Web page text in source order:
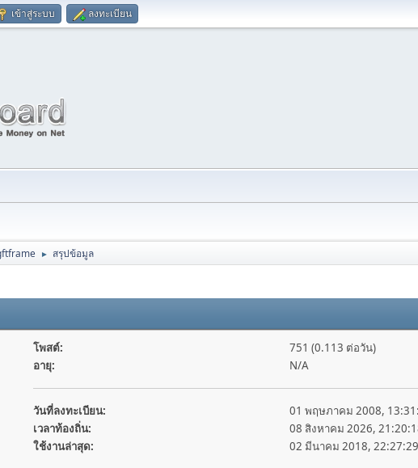
เข้าสู่ระบบ ลงทะเบียน
► สรุปข้อมูล
โพสต์:
751 (0.113 ต่อวัน)
อายุ:
N/A
วันที่ลงทะเบียน:
01 พฤษภาคม 2008,
เวลาท้องถิ่น:
08 สิงหาคม 2026,
ใช้งานล่าสุด:
02 มีนาคม 2018, 22:27:29